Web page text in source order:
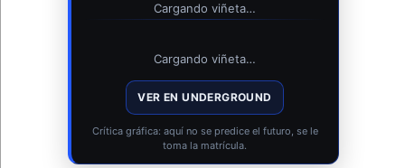
Cargando viñeta…
Cargando viñeta…
VER EN UNDERGROUND
Crítica gráfica: aquí no se predice el futuro, se le
toma la matrícula.